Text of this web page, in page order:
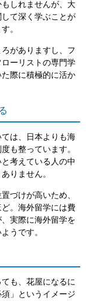
しれませんが、大
て深く学ぶことが
。
がありますし、フ
ーリストの専門学
際に積極的に活か
は、日本よりも海
も整っています。
考えている人の中
りません。
づけが高いため、
。海外留学には費
実際に海外留学を
うです。
も、花屋になるに
」というイメージ